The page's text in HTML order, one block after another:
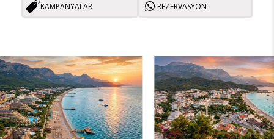
KAMPANYALAR REZERVASYON